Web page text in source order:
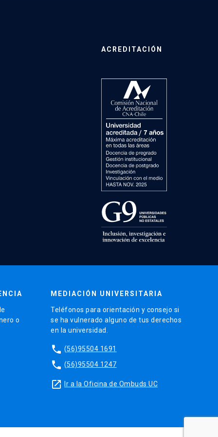
ACREDITACIÓN
o
MEDIACIÓN UNIVERSITARIA
Teléfonos para orientación y consejo si
se ha vulnerado alguno de tus derechos
en la universidad.
phone (56)95504 1691
phone (56)95504 1247
launch Ir a la Oficina de Ombuds UC